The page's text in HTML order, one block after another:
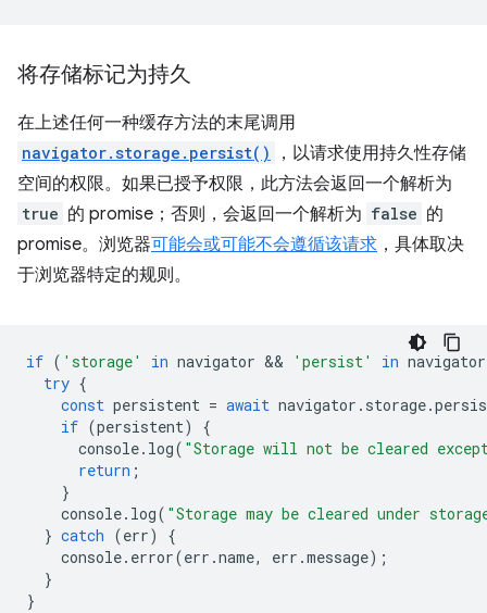
将存储标记为持久
在上述任何一种缓存方法的末尾调用
navigator.storage.persist()
，以请求使用持久性存储
空间的权限。如果已授予权限，此方法会返回一个解析为
true 的 promise；否则，会返回一个解析为 false 的
promise。浏览器可能会或可能不会遵循该请求 ，具体取决
于浏览器特定的规则。
if ( 'storage' in navigator && 'persist' in navigator
try {
const persistent = await navigator . storage.
if (persistent)
{
console. log( "Storage will not be cleared
return ;
}
console. log( "Storage may be cleared under
} catch (err)
{
console. error(err .name, err .message);
}
}